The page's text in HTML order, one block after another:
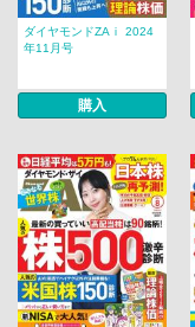
ダイヤモンドZAｉ 2024
年11月号
購入